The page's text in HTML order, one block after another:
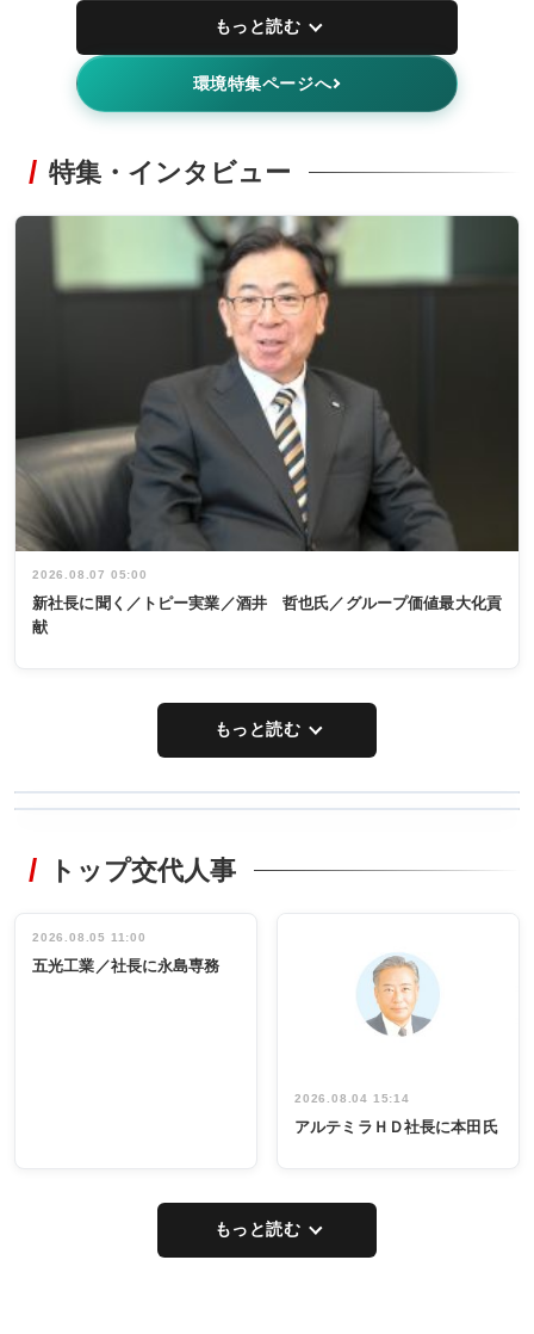
もっと読む
環境特集ページへ
特集・インタビュー
2026.08.07 05:00
新社長に聞く／トピー実業／酒井 哲也氏／グループ価値最大化貢
献
もっと読む
非鉄業界で
インタビュ
ー／社内ア
タックトレー
祝う 業界関
係者ら220人
出席
トップ交代人事
2026.08.05 11:00
五光工業／社長に永島専務
2026.08.04 15:14
アルテミラＨＤ社長に本田氏
もっと読む